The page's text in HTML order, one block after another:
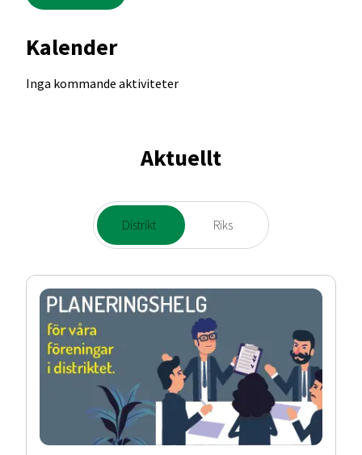
Kalender
Inga kommande aktiviteter
Aktuellt
Distrikt Riks